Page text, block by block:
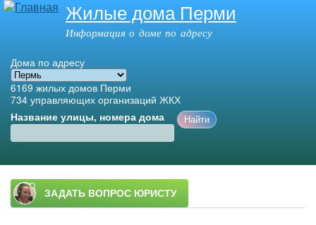
Перейти к
основному
Жилые дома Перми
Информация о доме по адресу
Дома по адресу
6169 жилых домов Перми
734 управляющих организаций ЖКХ
Название улицы, номера дома
Главное меню